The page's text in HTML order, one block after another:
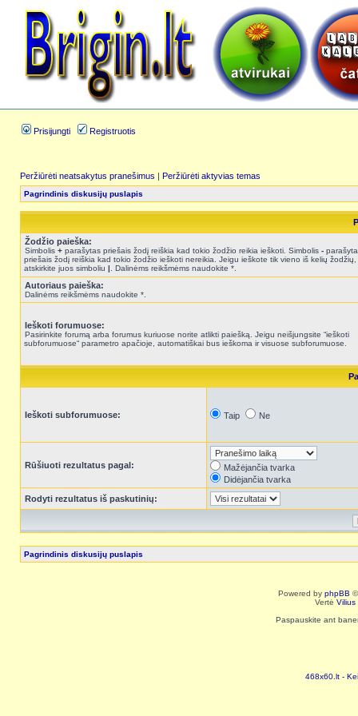
Prisijungti Registruotis
Peržiūrėti neatsakytus pranešimus | Peržiūrėti aktyvias temas
Pagrindinis diskusijų puslapis
Žodžio paieška:
Simbolis + parašytas priešais žodį reiškia kad tokio žodžio reikia ieškoti. Simbolis -
priešais žodį reiškia kad tokio žodžio ieškoti nereikia. Jeigu ieškote tik vieno iš kelių žodžių,
atskirkite juos simboliu | . Dalinėms reikšmėms naudokite *.
Autoriaus paieška:
Dalinėms reikšmėms naudokite *.
Ieškoti forumuose:
Pasirinkite forumą arba forumus kuriuose norite atlikti paiešką. Jeigu neišjungsite “ieškoti
subforumuose“ parametro apačioje, automatiškai bus ieškoma ir visuose subforumuose.
Ieškoti subforumuose: Taip Ne
Rūšiuoti rezultatus pagal:
Mažėjančia tvarka
Didėjančia tvarka
Rodyti rezultatus iš paskutinių:
Pagrindinis diskusijų puslapis
Powered by phpBB
Vertė Vilius
Paspauskite ant
468x60.lt -